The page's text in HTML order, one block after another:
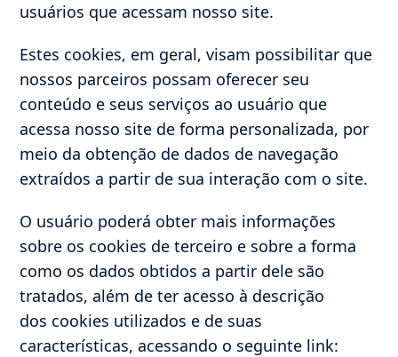
usuários que acessam nosso site.
Estes cookies, em geral, visam possibilitar que
nossos parceiros possam oferecer seu
conteúdo e seus serviços ao usuário que
acessa nosso site de forma personalizada, por
meio da obtenção de dados de navegação
extraídos a partir de sua interação com o site.
O usuário poderá obter mais informações
sobre os cookies de terceiro e sobre a forma
como os dados obtidos a partir dele são
tratados, além de ter acesso à descrição
dos cookies utilizados e de suas
características, acessando o seguinte link: